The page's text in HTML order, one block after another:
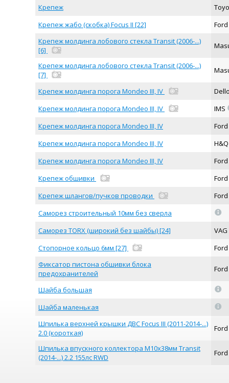
Крепеж
Крепеж жабо (скобка) Focus II [22]
Ford
Крепеж молдинга лобового стекла Transit (2006-...)
[6]
Крепеж молдинга лобового стекла Transit (2006-...)
[7]
Крепеж молдинга порога Mondeo III, IV
Крепеж молдинга порога Mondeo III, IV
IMS
Крепеж молдинга порога Mondeo III, IV
Ford
Крепеж молдинга порога Mondeo III, IV
Крепеж молдинга порога Mondeo III, IV
Крепеж обшивки
Ford
Крепеж шлангов/пучков проводки
Ford
Саморез строительный 10мм без сверла
=
Саморез TORX (широкий без шайбы) [24]
VAG
Стопорное кольцо 6мм [27]
Ford
Фиксатор пистона обшивки блока
предохранителей
Ford
Шайба большая =
Шайба маленькая =
Шпилька верхней крышки ДВС Focus III (2011-2014-...)
2.0 (короткая)
Ford
Шпилька впускного коллектора М10х38мм Transit
(2014-...) 2.2 155лс RWD
Ford